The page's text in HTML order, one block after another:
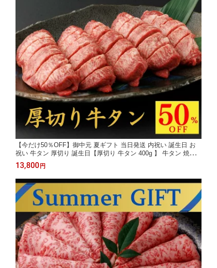
【今だけ50％OFF】御中元 夏ギフト 当日発送 内祝い 誕生日 お
祝い 牛タン 厚切り 誕生日【厚切り 牛タン 400g 】 牛タン 焼肉
厚切り 牛たん タン お祝い 牛肉 お祝い お肉 たん元 肉 希少部位
肉厚 切れ目入り プレゼント ギフト
13,800円